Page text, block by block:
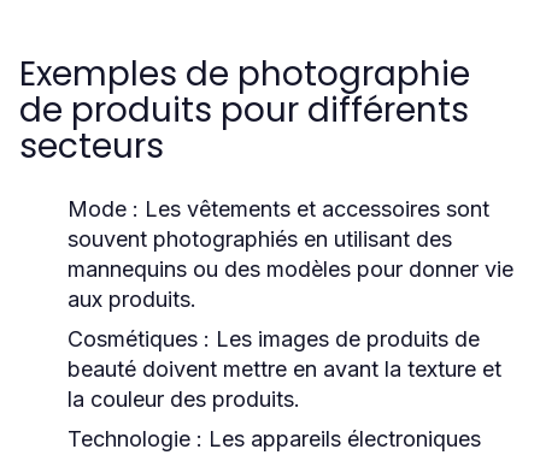
Exemples de photographie
de produits pour différents
secteurs
Mode : Les vêtements et accessoires sont
souvent photographiés en utilisant des
mannequins ou des modèles pour donner vie
aux produits.
Cosmétiques : Les images de produits de
beauté doivent mettre en avant la texture et
la couleur des produits.
Technologie : Les appareils électroniques